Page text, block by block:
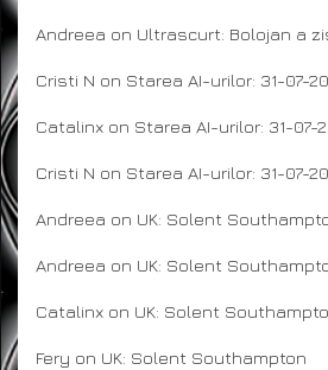
Andreea on Ultrascurt: Bolojan a
Cristi N on Starea AI-urilor: 31-07-
Catalinx on Starea AI-urilor: 31-07-
Cristi N on Starea AI-urilor: 31-07-
Andreea on UK: Solent
Andreea on UK: Solent
Catalinx on UK: Solent
Fery on UK: Solent Southampton